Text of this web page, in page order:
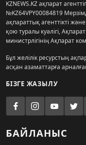
KZNEWS.KZ ақпарат
№KZ64VPY00084819
ақпараттық агенттікті
қою туралы куәлігі,
министрлігінің Ақпарат
Бұл желілік ресурстың
асқан азаматтарға
БІЗГЕ ЖАЗЫЛУ
БАЙЛАНЫС